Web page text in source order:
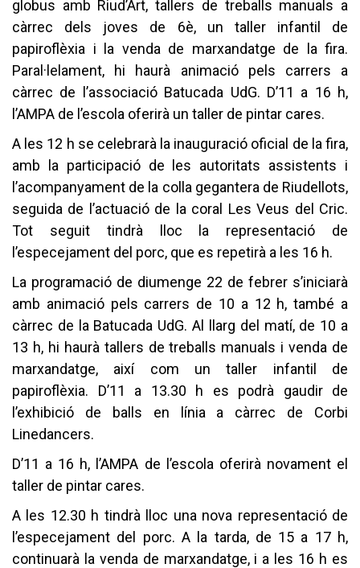
globus amb Riud’Art, tallers de treballs manuals a
càrrec dels joves de 6è, un taller infantil de
papiroflèxia i la venda de marxandatge de la fira.
Paral·lelament, hi haurà animació pels carrers a
càrrec de l’associació Batucada UdG. D’11 a 16 h,
l’AMPA de l’escola oferirà un taller de pintar cares.
A les 12 h se celebrarà la inauguració oficial de la fira,
amb la participació de les autoritats assistents i
l’acompanyament de la colla gegantera de Riudellots,
seguida de l’actuació de la coral Les Veus del Cric.
Tot seguit tindrà lloc la representació de
l’especejament del porc, que es repetirà a les 16 h.
La programació de diumenge 22 de febrer s’iniciarà
amb animació pels carrers de 10 a 12 h, també a
càrrec de la Batucada UdG. Al llarg del matí, de 10 a
13 h, hi haurà tallers de treballs manuals i venda de
marxandatge, així com un taller infantil de
papiroflèxia. D’11 a 13.30 h es podrà gaudir de
l’exhibició de balls en línia a càrrec de Corbi
Linedancers.
D’11 a 16 h, l’AMPA de l’escola oferirà novament el
taller de pintar cares.
A les 12.30 h tindrà lloc una nova representació de
l’especejament del porc. A la tarda, de 15 a 17 h,
continuarà la venda de marxandatge, i a les 16 h es